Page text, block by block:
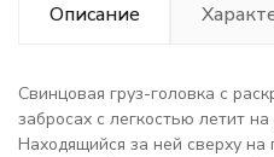
Описание
Свинцовая груз-головка с
забросах с легкостью летит
Находящийся за ней сверху